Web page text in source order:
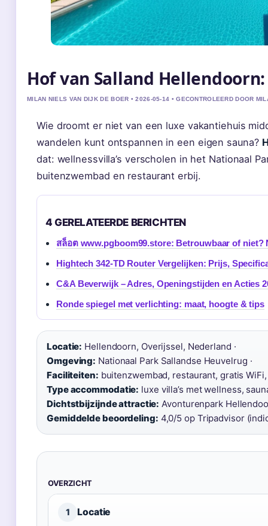
Hof van Salland
MILAN NIELS VAN DIJK DE BOER • 2026-05-14 • GECONTROLEERD DOOR
Wie droomt er niet van een luxe vakantiehuis
wandelen kunt ontspannen in een eigen sauna?
dat: wellnessvilla’s verscholen in het Nationaal
buitenzwembad en restaurant erbij.
4 GERELATEERDE BERICHTEN
สล็อต www.pgboom99.store: Betrouwbaar of niet?
Hightech 342-TD Router Vergelijken: Prijs,
C&A Beverwijk – Adres, Openingstijden en Acties
Ronde spiegel met verlichting: maat, hoogte & tips
Locatie: Hellendoorn, Overijssel, Nederland ·
Omgeving: Nationaal Park Sallandse Heuvelrug ·
Faciliteiten: buitenzwembad, restaurant, gratis
Type accommodatie: luxe villa’s met wellness,
Dichtstbijzijnde attractie: Avonturenpark
Gemiddelde beoordeling: 4,0/5 op Tripadvisor
OVERZICHT
1 Locatie